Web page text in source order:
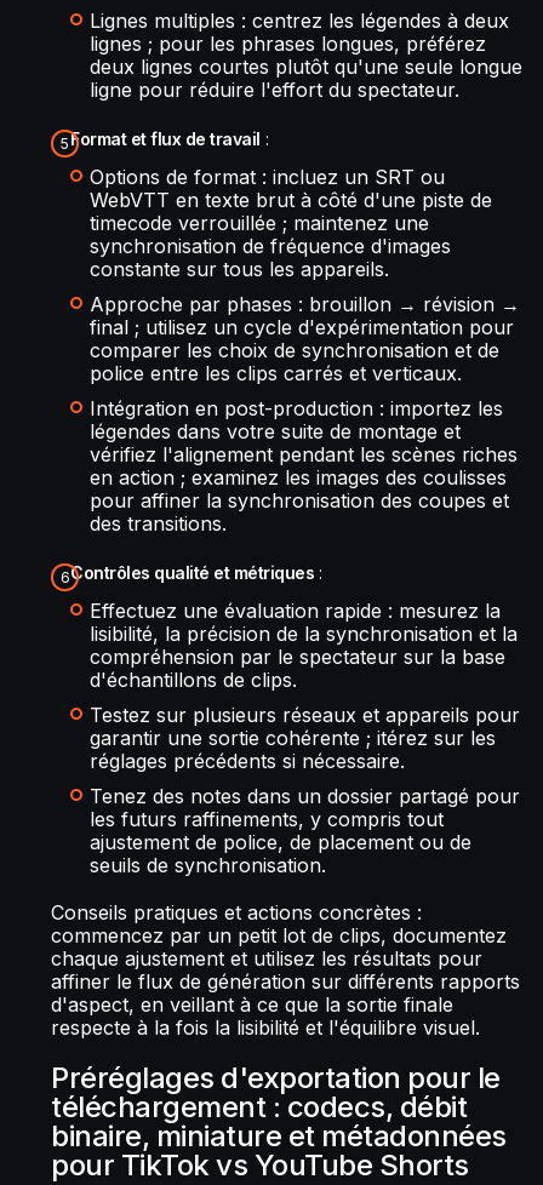
Lignes multiples : centrez les légendes à deux
lignes ; pour les phrases longues, préférez
deux lignes courtes plutôt qu'une seule longue
ligne pour réduire l'effort du spectateur.
Format et flux de travail :
Options de format : incluez un SRT ou
WebVTT en texte brut à côté d'une piste de
timecode verrouillée ; maintenez une
synchronisation de fréquence d'images
constante sur tous les appareils.
Approche par phases : brouillon → révision →
final ; utilisez un cycle d'expérimentation pour
comparer les choix de synchronisation et de
police entre les clips carrés et verticaux.
Intégration en post-production : importez les
légendes dans votre suite de montage et
vérifiez l'alignement pendant les scènes riches
en action ; examinez les images des coulisses
pour affiner la synchronisation des coupes et
des transitions.
Contrôles qualité et métriques :
Effectuez une évaluation rapide : mesurez la
lisibilité, la précision de la synchronisation et la
compréhension par le spectateur sur la base
d'échantillons de clips.
Testez sur plusieurs réseaux et appareils pour
garantir une sortie cohérente ; itérez sur les
réglages précédents si nécessaire.
Tenez des notes dans un dossier partagé pour
les futurs raffinements, y compris tout
ajustement de police, de placement ou de
seuils de synchronisation.
Conseils pratiques et actions concrètes :
commencez par un petit lot de clips, documentez
chaque ajustement et utilisez les résultats pour
affiner le flux de génération sur différents rapports
d'aspect, en veillant à ce que la sortie finale
respecte à la fois la lisibilité et l'équilibre visuel.
Préréglages d'exportation pour le
téléchargement : codecs, débit
binaire, miniature et métadonnées
pour TikTok vs YouTube Shorts